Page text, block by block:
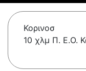
Κορινοσ
10 χλμ Π. Ε.Ο.